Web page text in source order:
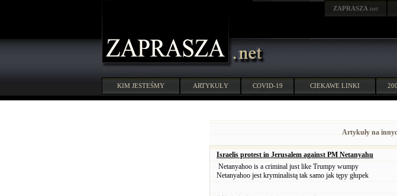
ZAPRASZA .net
KIM JESTEŚMY ARTYKUŁY COVID-19 CIEKAWE LINKI
Artykuły na
Israelis protest in Jerusalem against PM Netanyahu
Netanyahoo is a criminal just like Trumpy wumpy
Netanyahoo jest kryminalistą tak samo jak tępy głupek